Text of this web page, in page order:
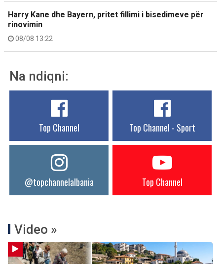
Harry Kane dhe Bayern, pritet fillimi i bisedimeve për
rinovimin
08/08 13:22
Na ndiqni:
Top Channel Top Channel - Sport
@topchannelalbania Top Channel
Video »